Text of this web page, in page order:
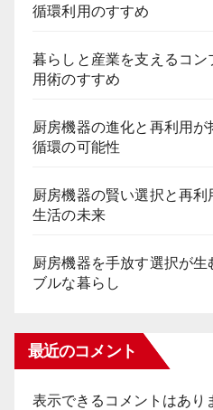
循環利用のすすめ
暮らしと産業を支えるコ
用術のすすめ
厨房機器の進化と再利用
循環の可能性
厨房機器の賢い選択と再
生活の未来
厨房機器を手放す選択が
ブルな暮らし
最近のコメント
表示できるコメントはあり